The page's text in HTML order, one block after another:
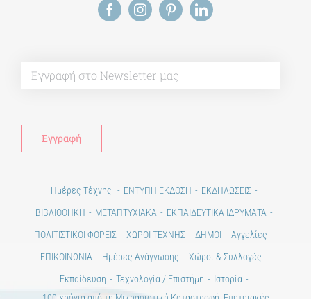
Ημέρες Τέχνης ΕΝΤΥΠΗ ΕΚΔΟΣΗ
ΕΚΔΗΛΩΣΕΙΣ
ΒΙΒΛΙΟΘΗΚΗ
ΜΕΤΑΠΤΥΧΙΑΚΑ
ΕΚΠΑΙΔΕΥΤΙΚΑ ΙΔΡΥΜΑΤΑ
ΠΟΛΙΤΙΣΤΙΚΟΙ ΦΟΡΕΙΣ
ΧΩΡΟΙ ΤΕΧΝΗΣ ΔΗΜΟΙ
Αγγελίες
ΕΠΙΚΟΙΝΩΝΙΑ
Ημέρες Ανάγνωσης
Χώροι & Συλλογές
Εκπαίδευση
Τεχνολογία / Επιστήμη
Ιστορία
100 χρόνια από τη Μικρασιατική Καταστροφή. Επετειακές